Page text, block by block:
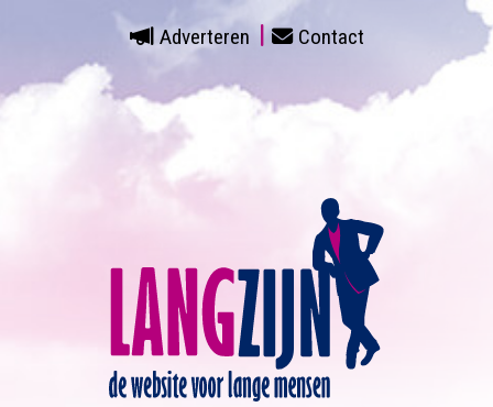
Adverteren Contact